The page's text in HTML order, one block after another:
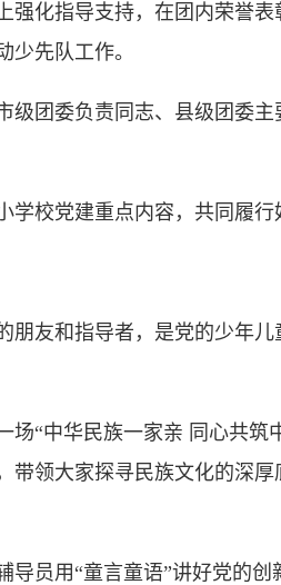
化指导支持，在团内荣誉表
先队工作。
团委负责同志、县级团委主
校党建重点内容，共同履行
友和指导者，是党的少年儿
“中华民族一家亲 同心共筑
领大家探寻民族文化的深
员用“童言童语”讲好党的创